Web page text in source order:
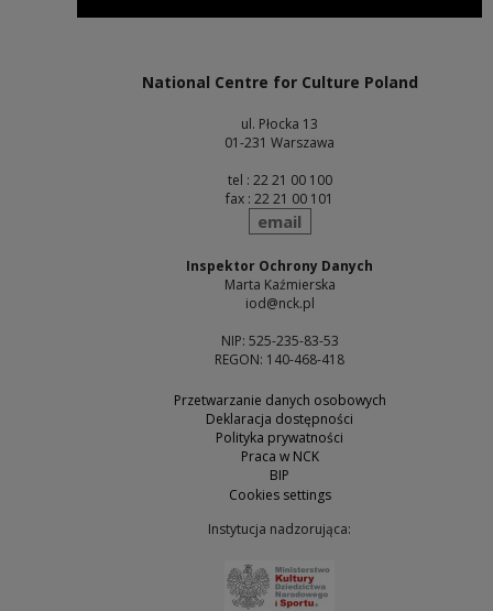
National Centre for Culture Poland
ul. Płocka 13
01-231 Warszawa
tel : 22 21 00 100
fax : 22 21 00 101
send
email
Inspektor Ochrony Danych
Marta Kaźmierska
iod@nck.pl
NIP: 525-235-83-53
REGON: 140-468-418
Przetwarzanie danych osobowych
Deklaracja dostępności
Polityka prywatności
Praca w NCK
BIP
Cookies settings
Instytucja nadzorująca: